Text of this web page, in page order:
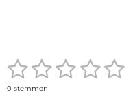
i
1
s
2
s
3 4 5
0 stemmen